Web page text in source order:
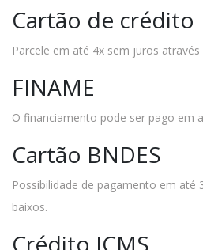
Cartão de crédito
Parcele em até 4x sem juros através
FINAME
O financiamento pode ser pago em
Cartão BNDES
Possibilidade de pagamento em até
baixos.
Crédito ICMS